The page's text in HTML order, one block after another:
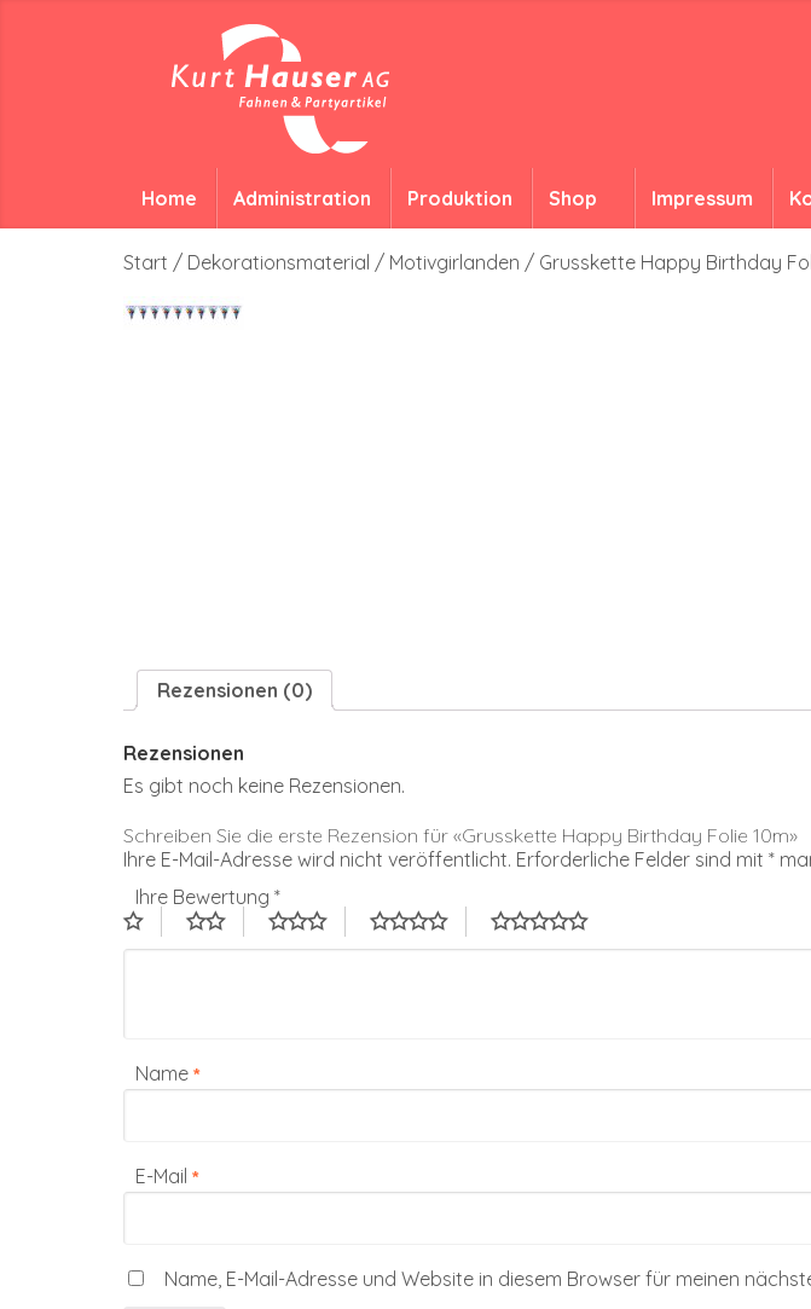
Home Administration Produktion Shop Impressum
Start / Dekorationsmaterial / Motivgirlanden / Grusskette Happy Birthday
Rezensionen (0)
Rezensionen
Es gibt noch keine Rezensionen.
Schreiben Sie die erste Rezension für «Grusskette Happy Birthday Folie 10m»
Ihre E-Mail-Adresse wird nicht veröffentlicht. Erforderliche Felder sind mit *
Ihre Bewertung *
Name *
E-Mail *
Name, E-Mail-Adresse und Website in diesem Browser für meinen